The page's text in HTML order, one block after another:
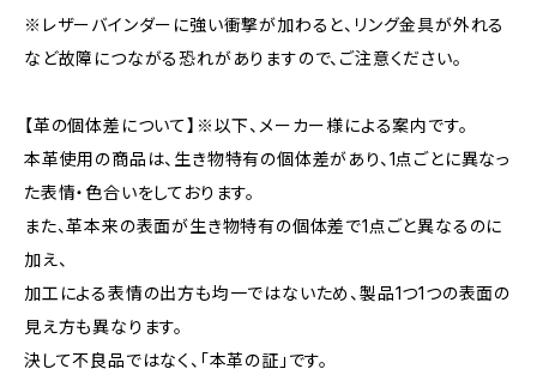
※レザーバインダーに強い衝撃が加わると、リング金具が外れる
など故障につながる恐れがありますので、ご注意ください。
【革の個体差について】※以下、メーカー様による案内です。
本革使用の商品は、生き物特有の個体差があり、1点ごとに異なっ
た表情・色合いをしております。
また、革本来の表面が生き物特有の個体差で1点ごと異なるのに
加え、
加工による表情の出方も均一ではないため、製品1つ1つの表面の
見え方も異なります。
決して不良品ではなく、「本革の証」です。